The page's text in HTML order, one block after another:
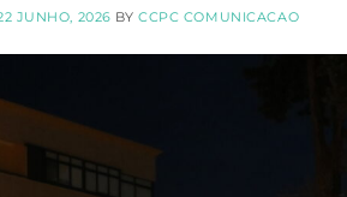
JUNHO, 2026 BYCCPC COMUNICACAO